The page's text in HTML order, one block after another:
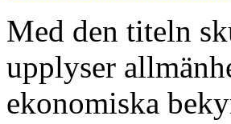
Med den titeln
upplyser
ekonomiska